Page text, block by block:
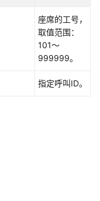
座席的工号，
取值范围：
101～
999999。
指定呼叫ID。